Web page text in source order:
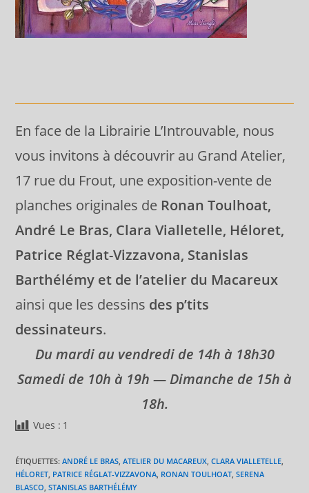
En face de la Librairie L’Introuvable, nous
vous invitons à découvrir au Grand Atelier,
17 rue du Frout, une exposition-vente de
planches originales de Ronan Toulhoat,
André Le Bras, Clara Vialletelle, Héloret,
Patrice Réglat-Vizzavona, Stanislas
Barthélémy et de l’atelier du Macareux
ainsi que les dessins des p’tits
dessinateurs.
Du mardi au vendredi de 14h à 18h30
Samedi de 10h à 19h —Dimanche de 15h à
18h.
Vues : 1
ÉTIQUETTES:ANDRÉ LE BRAS ATELIER DU MACAREUX CLARA VIALLETELLE
HÉLORET PATRICE RÉGLAT-VIZZAVONA RONAN TOULHOAT SERENA
BLASCO STANISLAS BARTHÉLÉMY